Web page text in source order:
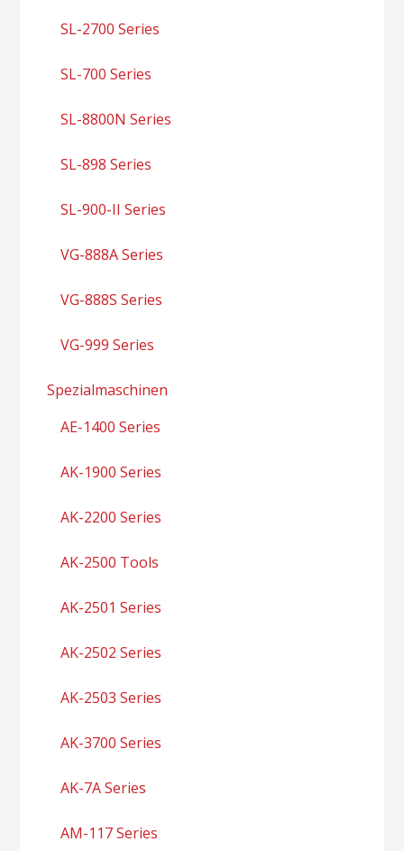
SL-2700 Series
SL-700 Series
SL-8800N Series
SL-898 Series
SL-900-II Series
VG-888A Series
VG-888S Series
VG-999 Series
Spezialmaschinen
AE-1400 Series
AK-1900 Series
AK-2200 Series
AK-2500 Tools
AK-2501 Series
AK-2502 Series
AK-2503 Series
AK-3700 Series
AK-7A Series
AM-117 Series